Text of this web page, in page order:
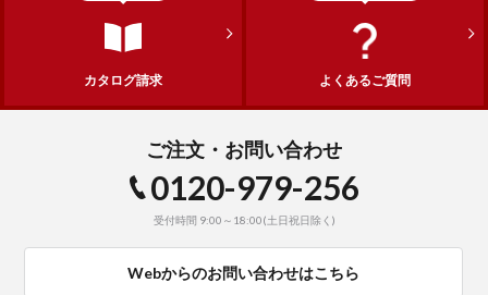
カタログ請求 よくあるご質問
ご注文・お問い合わせ
0120-979-256
受付時間 9:00～18:00(土日祝日除く)
Webからのお問い合わせはこちら